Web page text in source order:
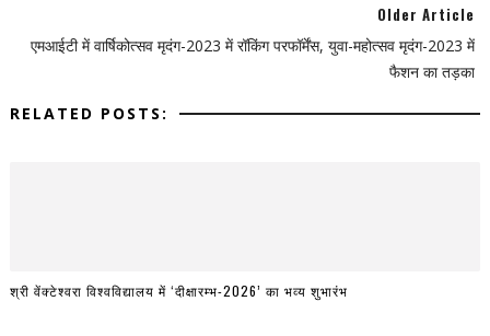
Older Article
एमआईटी में वार्षिकोत्सव मृदंग-2023 में रॉकिंग परफॉर्मेंस, युवा-महोत्सव मृदंग-2023 में
फैशन का तड़का
RELATED POSTS:
श्री वेंक्टेश्वरा विश्वविद्यालय में ‘दीक्षारम्भ-2026’ का भव्य शुभारंभ